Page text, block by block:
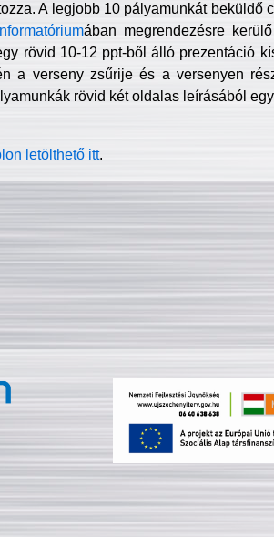
A legjobb 10 pályamunkát beküldő
ában megrendezésre
rövid 10-12 ppt-ből álló prezentáció
a verseny zsűrije és a versenyen
rövid két oldalas leírásából
letölthető itt.